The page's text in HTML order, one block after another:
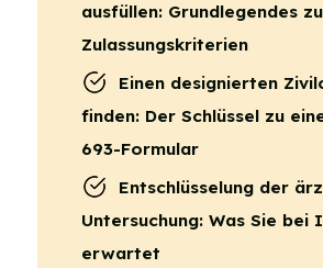
ausfüllen: Grundlegendes
Zulassungskriterien
Einen designierten
finden: Der Schlüssel zu
693-Formular
Entschlüsselung der
Untersuchung: Was Sie bei
erwartet